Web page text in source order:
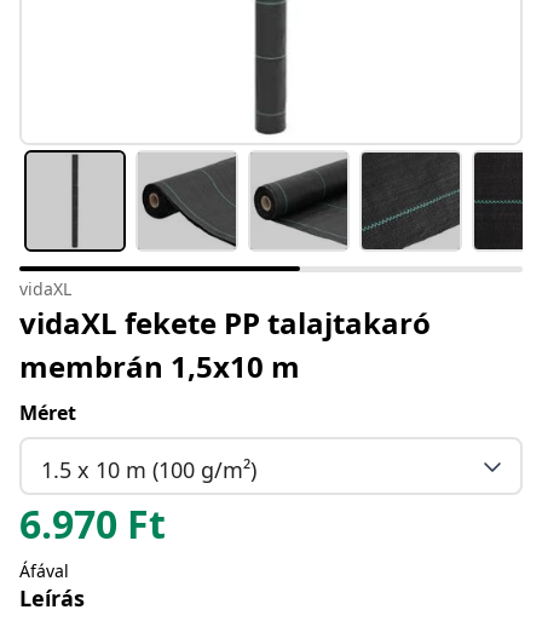
vidaXL
vidaXL fekete PP talajtakaró
membrán 1,5x10 m
Méret
1.5 x 10 m (100 g/m²)
6.970 Ft
Áfával
Leírás